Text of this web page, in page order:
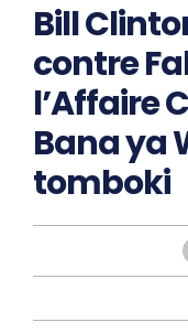
Bill
contre
l’Affaire
Bana ya
tomboki